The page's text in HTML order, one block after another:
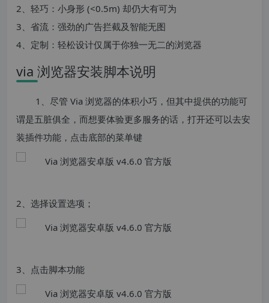
2、轻巧：小身形 (<0.5m) 却仍大有可为
3、省流：强劲的广告拦截及智能无图
4、定制：轻松设计仅属于你独一无二的浏览器
via 浏览器安装脚本说明
1、尽管 Via 浏览器的体积小巧，但其中提供的功能可
谓是五脏俱全，而想要体验更多服务的话，打开还可以去安
装插件功能，点击底部的菜单键
2、选择设置选项；
3、点击脚本功能